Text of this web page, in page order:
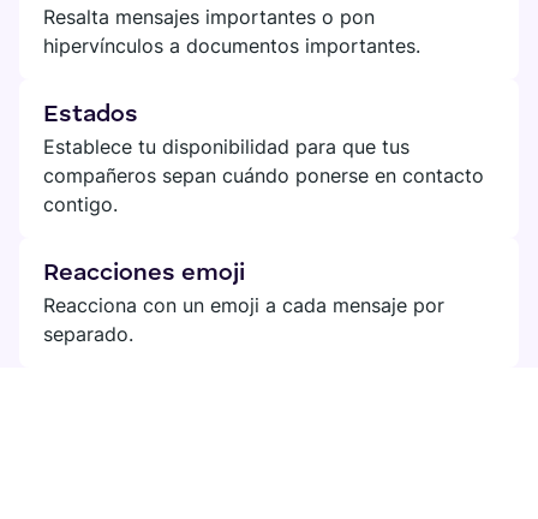
Resalta mensajes importantes o pon
hipervínculos a documentos importantes.
Estados
Establece tu disponibilidad para que tus
compañeros sepan cuándo ponerse en contacto
contigo.
Reacciones emoji
Reacciona con un emoji a cada mensaje por
separado.